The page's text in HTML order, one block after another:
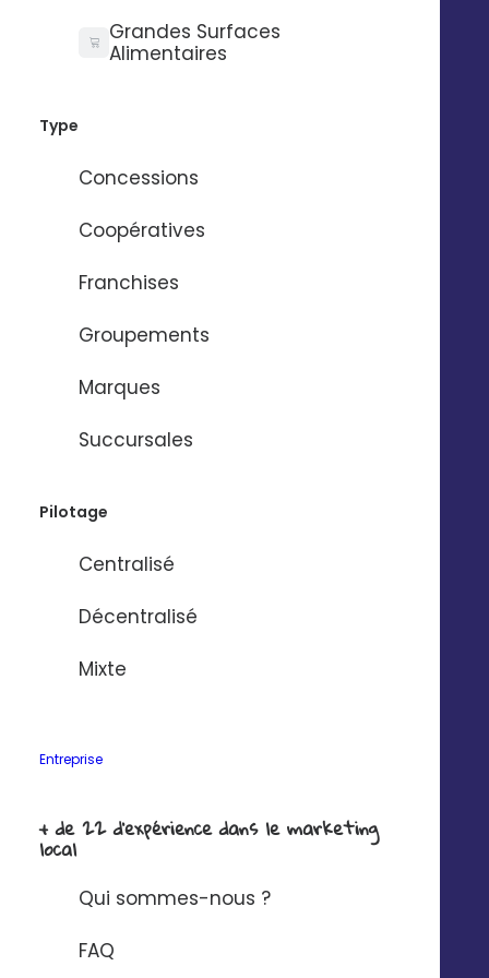
Grandes Surfaces
Alimentaires
Type
Concessions
Coopératives
Franchises
Groupements
Marques
Succursales
Pilotage
Centralisé
Décentralisé
Mixte
Entreprise
+ de 22 d'expérience dans le marketing
local
Qui sommes-nous ?
FAQ
Responsable Marketing du Groupe Bodemer
API Digitaleo
API d’intégration
Connecteurs
RSE
Nos vidéos